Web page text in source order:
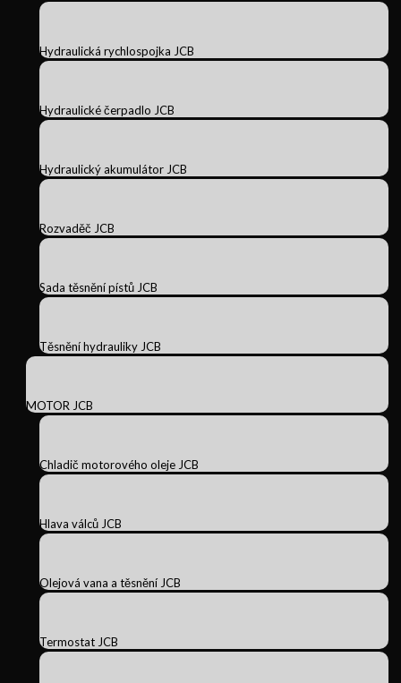
Hydraulická rychlospojka JCB
Hydraulické čerpadlo JCB
Hydraulický akumulátor JCB
Rozvaděč JCB
Sada těsnění pístů JCB
Těsnění hydrauliky JCB
MOTOR JCB
Chladič motorového oleje JCB
Hlava válců JCB
Olejová vana a těsnění JCB
Termostat JCB